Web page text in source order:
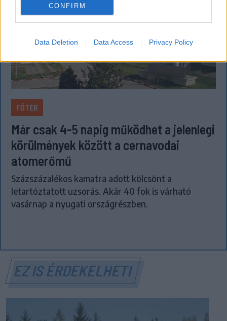
CONFIRM
Data Deletion Data Access Privacy Policy
FŐTÉR
Már csak 4-5 napig működhet a jelenlegi
körülmények között a cernavodai
atomerőmű
Százszázalékos kamatra adott kölcsönt a
letartóztatott uzsorás. Akár 40 fok is várható
vasárnap a nyugati országrészben.
EZ IS ÉRDEKELHETI